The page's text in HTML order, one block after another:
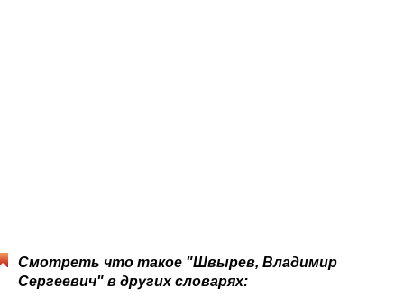
Смотреть что такое "Швырев, Владимир
Сергеевич" в других словарях: